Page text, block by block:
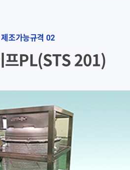
제조가능규격 02
프PL(STS 201)